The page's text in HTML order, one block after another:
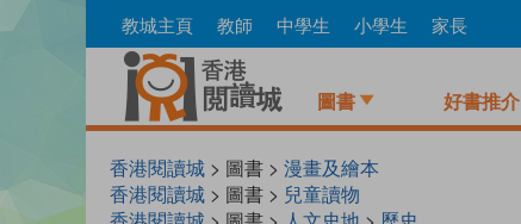
to
教城主頁 教師 中學生 小學生 家長
圖書 好書推介
香港閱讀城 > 圖書 > 漫畫及繪本
香港閱讀城 > 圖書 > 兒童讀物